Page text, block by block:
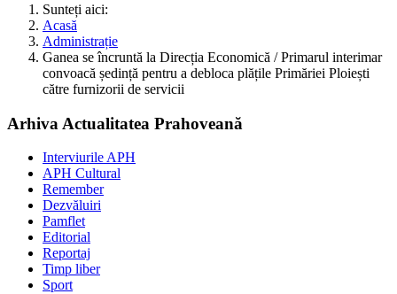
Sunteți aici:
Acasă
Administrație
Ganea se încruntă la Direcția Economică / Primarul interimar
convoacă ședință pentru a debloca plățile Primăriei Ploiești
către furnizorii de servicii
Arhiva Actualitatea Prahoveană
Interviurile APH
APH Cultural
Remember
Dezvăluiri
Pamflet
Editorial
Reportaj
Timp liber
Sport